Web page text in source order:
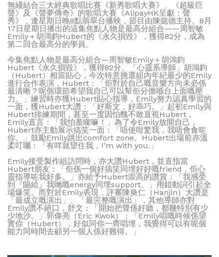
無綫結合三大經典歌唱比賽《新秀歌唱大賽》、《超級巨
聲》及《聲夢傳奇》的歌唱大賽《AlipayHK呈獻：聲
秀》，逢星期日晚8點翡翠台播映，節目由陳懿德主持。8月
17日星期日播出的這集焦點人物是最高分組合——周智敏
Emily＋胡鴻鈞Hubert的《永久損毀》，獲得82分，成為
第二回合最高分的學員。
今集焦點人物是最高分組合—周智敏Emily＋胡鴻鈞
Hubert《永久損毀》，獲得82分。「心靈系導師」胡鴻鈞
（Hubert）相當貼心，今次特意挑選組內年紀最少的Emily
進行合作表演，Hubert：「佢對於自己嘅音樂方向未必係
最清晰？呢個環節希望我自己可以幫佢分擔喺台上面嘅壓
力。」練習時亦獲Hubert貼心指導，Emily努力認真學習的
一面，獲Hubert大讚：「好斯文，好乖巧。」起初Emily與
Hubert排練期間，甚至一度因怕醜不敢直視Hubert，
Emily直言：「我怕羞㗎嘛！」為了令Emily放開自己，
Hubert亦主動展示搞笑一面：「唔使咁驚我，我唔會食咗
你。」鼓勵Emily跳出comfort zone。Hubert出場前亦溫
柔叮囑：「有咩就望住我，I’m with you.」
Emily接受製作組訪問時，亦大讚Hubert，並直指當
Hubert朋友：「佢係一個好搞笑同埋好好嘅friend，佢心
靈指導咗我好多。」亦給予Hubert崇高的讚賞：「我感受
到『賜給』我哋嘅energy同埋support。」用錯動詞引起全
場爆笑。而對於Emily表現，評審陳奐仁（Hanjin）大讚是
「最成立嘅演出」、「最完整嘅演出」，其他導師亦對
Emily讚不絕口，舒文：「開始把聲係好聽，都幾特別有少
少地沙。」郭偉亮（Eric Kwok）：「Emily唱嘅時候係望
實你（Hubert），好似同你一齊唱埋，我覺得可以有呢個
能力同時間去顧另一個人係好難得。」